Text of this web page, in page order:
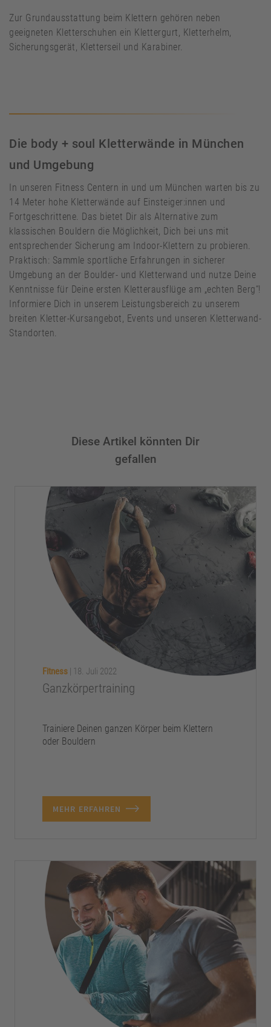
Zur Grundausstattung beim Klettern gehören neben
geeigneten Kletterschuhen ein Klettergurt, Kletterhelm,
Sicherungsgerät, Kletterseil und Karabiner.
Die body + soul Kletterwände in München
und Umgebung
In unseren Fitness Centern in und um München warten bis zu
14 Meter hohe Kletterwände auf Einsteiger:innen und
Fortgeschrittene. Das bietet Dir als Alternative zum
klassischen Bouldern die Möglichkeit, Dich bei uns mit
entsprechender Sicherung am Indoor-Klettern zu probieren.
Praktisch: Sammle sportliche Erfahrungen in sicherer
Umgebung an der Boulder- und Kletterwand und nutze Deine
Kenntnisse für Deine ersten Kletterausflüge am „echten Berg“!
Informiere Dich in unserem Leistungsbereich zu unserem
breiten Kletter-Kursangebot, Events und unseren Kletterwand-
Standorten.
Diese Artikel könnten Dir
gefallen
Fitness | 18. Juli 2022
Ganzkörpertraining
Trainiere Deinen ganzen Körper beim Klettern
oder Bouldern
MEHR ERFAHREN